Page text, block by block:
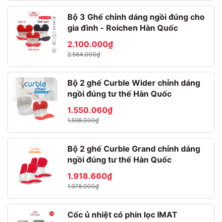
silicone chịu nhiệt
🙏 Chúc bạn cùng người thân có trải nghiệm thú vị cùng
với sản phẩm này nhé.!
📣 SHOP GIA DỤNG MINH NGỌC CAM KẾT.
✔️ Gia dụng Minh Ngọc là đại lý ủy quyền sản phẩm
Neoflam tại Việt Nam
phẩm không giống với mô tả
✔️ Sản phẩm được bảo hành chính hãng, theo qui định
của hãng tại Việt Nam
✔️ Sản phẩm được kiểm tra cẩn thận trước khi đóng gói và
giao cho Quý Khách
Bộ 3 Ghế chỉnh dáng ngồi đúng cho
gia đình - Roichen Hàn Quốc
2.100.000₫
2.564.000₫
Bộ 2 ghế Curble Wider chỉnh dáng
ngồi đúng tư thế Hàn Quốc
1.550.060₫
1.598.000₫
Bộ 2 ghế Curble Grand chỉnh dáng
ngồi đúng tư thế Hàn Quốc
1.918.660₫
1.978.000₫
Cốc ủ nhiệt có phin lọc IMAT